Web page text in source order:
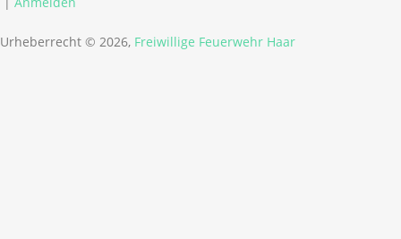
Urheberrecht © 2026, Freiwillige Feuerwehr Haar